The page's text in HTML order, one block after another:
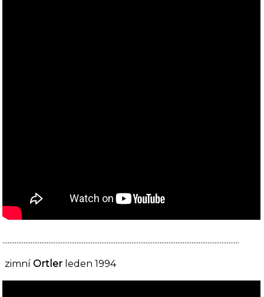
......................................................................................................................................
zimníOrtler leden 1994